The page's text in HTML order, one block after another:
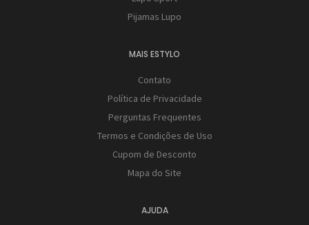
Pijamas Lupo
MAIS ESTYLO
Contato
Política de Privacidade
Perguntas Frequentes
Termos e Condições de Uso
Cupom de Desconto
Mapa do Site
AJUDA